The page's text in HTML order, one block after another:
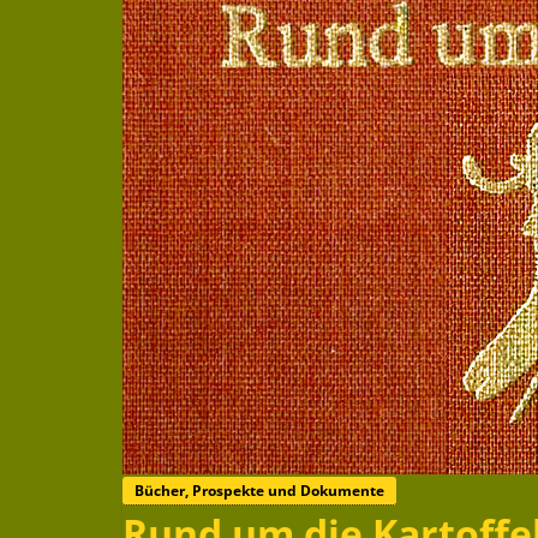
Bücher, Prospekte und Dokumente